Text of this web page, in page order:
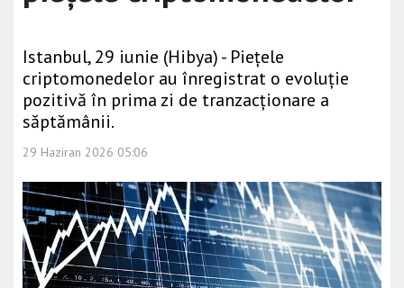
Istanbul, 29 iunie (Hibya) - Piețele
criptomonedelor au înregistrat o evoluție
pozitivă în prima zi de tranzacționare a
săptămânii.
29 Haziran 2026 05:06